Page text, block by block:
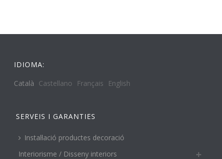
IDIOMA:
Català Castellano Français English
SERVEIS I GARANTIES
Instal·lació productes decoració
Interiorisme / Disseny interiors